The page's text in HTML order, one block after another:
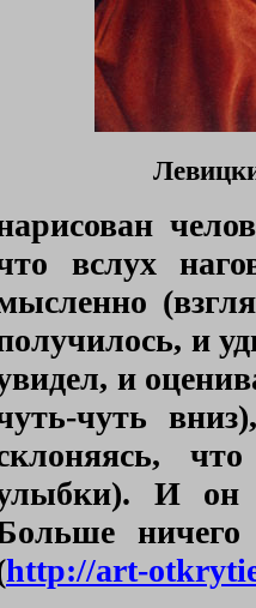
вслух
и
и
чуть
И он
ничего
http://art-